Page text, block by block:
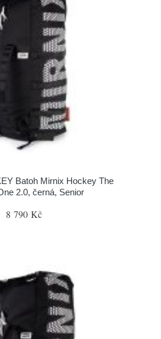
Batoh Mirnix Hockey The
2.0, černá, Senior
8 790 Kč